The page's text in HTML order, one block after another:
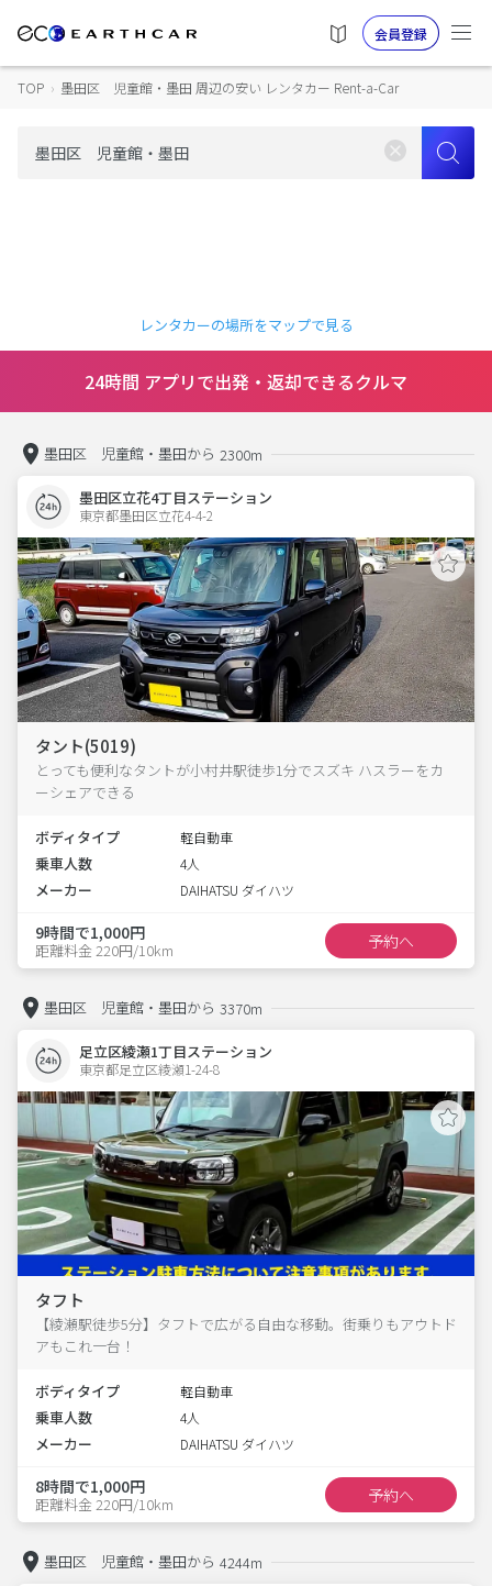
会員登録
TOP › 墨田区 児童館・墨田 周辺の安い レンタカー Rent-a-Car
レンタカーの場所をマップで見る
24時間 アプリで出発・返却できるクルマ
墨田区 児童館・墨田から 2300m
墨田区立花4丁目ステーション
東京都墨田区立花4-4-2
タント(5019)
とっても便利なタントが小村井駅徒歩1分でスズキ ハスラーをカ
ーシェアできる
ボディタイプ 軽自動車
乗車人数 4人
メーカー DAIHATSU ダイハツ
9時間で1,000円
距離料金 220円/10km 予約へ
墨田区 児童館・墨田から 3370m
足立区綾瀬1丁目ステーション
東京都足立区綾瀬1-24-8
タフト
【綾瀬駅徒歩5分】タフトで広がる自由な移動。街乗りもアウトド
アもこれ一台！
ボディタイプ 軽自動車
乗車人数 4人
メーカー DAIHATSU ダイハツ
8時間で1,000円
距離料金 220円/10km 予約へ
墨田区 児童館・墨田から 4244m